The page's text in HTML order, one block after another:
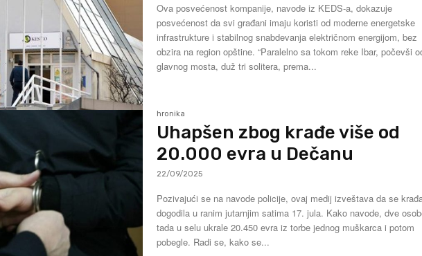
Ova posvećenost kompanije, navode iz KEDS-a, dokazuje
posvećenost da svi građani imaju koristi od moderne energetske
infrastrukture i stabilnog snabdevanja električnom energijom, bez
obzira na region opštine. “Paralelno sa tokom reke Ibar, počevši od
glavnog mosta, duž tri solitera, prema...
hronika
Uhapšen zbog krađe više od
20.000 evra u Dečanu
22/09/2025
Pozivajući se na navode policije, ovaj medij izveštava da se
dogodila u ranim jutarnjim satima 17. jula. Kako navode, dve osobe su
tada u selu ukrale 20.450 evra iz torbe jednog muškarca i potom
pobegle. Radi se, kako se...